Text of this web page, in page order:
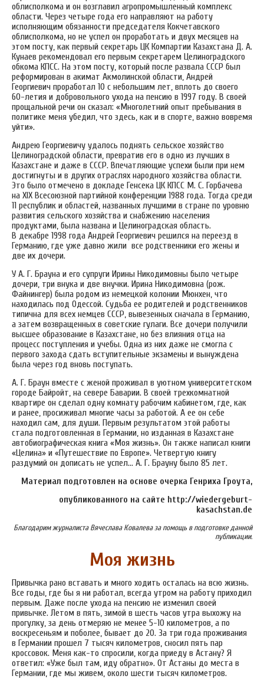
облисполкома и он возглавил агропромышленный комплекс
области. Через четыре года его направляют на работу
исполняющим обязанности председателя Кокчетавского
облисполкома, но не успел он проработать и двух месяцев на
этом посту, как первый секретарь ЦК Компартии Казахстана Д. А.
Кунаев рекомендовал его первым секретарем Целиноградского
обкома КПСС. На этом посту, который после развала СССР был
реформирован в акимат Акмолинской области, Андрей
Георгиевич проработал 10 с небольшим лет, вплоть до своего
60-летия и добровольного ухода на пенсию в 1997 году. В своей
прощальной речи он сказал: «Многолетний опыт пребывания в
политике меня убедил, что здесь, как и в спорте, важно вовремя
уйти».
Андрею Георгиевичу удалось поднять сельское хозяйство
Целиноградской области, превратив его в одно из лучших в
Казахстане и даже в СССР. Впечатляющие успехи были при нем
достигнуты и в других отраслях народного хозяйства области.
Это было отмечено в докладе Генсека ЦК КПСС М. С. Горбачева
на ХIХ Всесоюзной партийной конференции 1988 года. Тогда среди
11 республик и областей, названных лучшими в стране по уровню
развития сельского хозяйства и снабжению населения
продуктами, была названа и Целиноградская область.
В декабре 1998 года Андрей Георгиевич решился на переезд в
Германию, где уже давно жили все родственники его жены и
две их дочери.
У А. Г. Брауна и его супруги Ирины Никодимовны было четыре
дочери, три внука и две внучки. Ирина Никодимовна (рож.
Файнингер) была родом из немецкой колонии Мюнхен, что
находилась под Одессой. Судьба ее родителей и родственников
типична для всех немцев СССР, вывезенных сначала в Германию,
а затем возвращенных в советские гулаги. Все дочери получили
высшее образование в Казахстане, но без влияния отца на
процесс поступления и учебы. Одна из них даже не смогла с
первого захода сдать вступительные экзамены и вынуждена
была через год вновь поступать.
А. Г. Браун вместе с женой проживал в уютном университетском
городе Байройт, на севере Баварии. В своей трехкомнатной
квартире он сделал одну комнату рабочим кабинетом, где, как
и ранее, просиживал многие часы за работой. А ее он себе
находил сам, для души. Первым результатом этой работы
стала подготовленная в Германии, но изданная в Казахстане
автобиографическая книга «Моя жизнь». Он также написал книги
«Целина» и «Путешествие по Европе». Четвертую книгу
раздумий он дописать не успел… А. Г. Брауну было 85 лет.
Материал подготовлен на основе очерка Генриха Гроута,
опубликованного на сайте http://wiedergeburt-
kasachstan.de
Благодарим журналиста Вячеслава Ковалева за помощь в подготовке данной
публикации.
Моя жизнь
Привычка рано вставать и много ходить осталась на всю жизнь.
Все годы, где бы я ни работал, всегда утром на работу приходил
первым. Даже после ухода на пенсию не изменил своей
привычке. Летом в пять, зимой в шесть часов утра выхожу на
прогулку, за день отмеряю не менее 5-10 километров, а по
воскресеньям и поболее, бывает до 20. За три года проживания
в Германии прошел 7 тысяч километров, сносил пять пар
кроссовок. Меня как-то спросили, когда приеду в Астану? Я
ответил: «Уже был там, иду обратно». От Астаны до места в
Германии, где мы живем, около шести тысяч километров.